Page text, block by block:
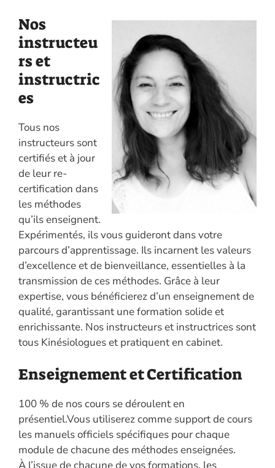
Nos
instructeu
rs et
instructric
es
Tous nos
instructeurs sont
certifiés et à jour
de leur re-
certification dans
les méthodes
qu’ils enseignent.
Expérimentés, ils vous guideront dans votre
parcours d’apprentissage. Ils incarnent les valeurs
d’excellence et de bienveillance, essentielles à la
transmission de ces méthodes. Grâce à leur
expertise, vous bénéficierez d’un enseignement de
qualité, garantissant une formation solide et
enrichissante. Nos instructeurs et instructrices sont
tous Kinésiologues et pratiquent en cabinet.
Enseignement et Certification
100 % de nos cours se déroulent en
présentiel.Vous utiliserez comme support de cours
les manuels officiels spécifiques pour chaque
module de chacune des méthodes enseignées.